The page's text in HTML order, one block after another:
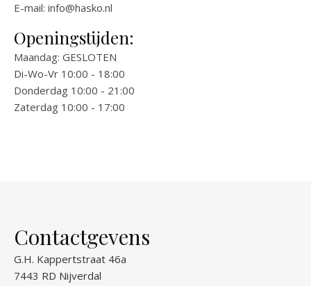
E-mail: info@hasko.nl
Openingstijden:
Maandag: GESLOTEN
Di-Wo-Vr 10:00 - 18:00
Donderdag 10:00 - 21:00
Zaterdag 10:00 - 17:00
Contactgevens
G.H. Kappertstraat 46a
7443 RD Nijverdal